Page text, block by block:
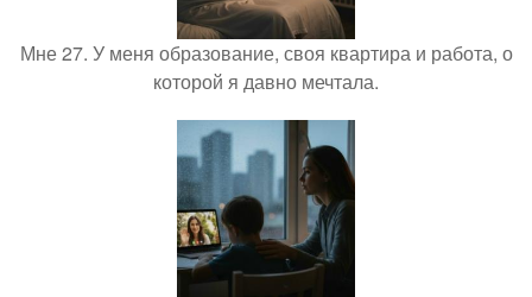
Мне 27. У меня образование, своя квартира и работа, о
которой я давно мечтала.